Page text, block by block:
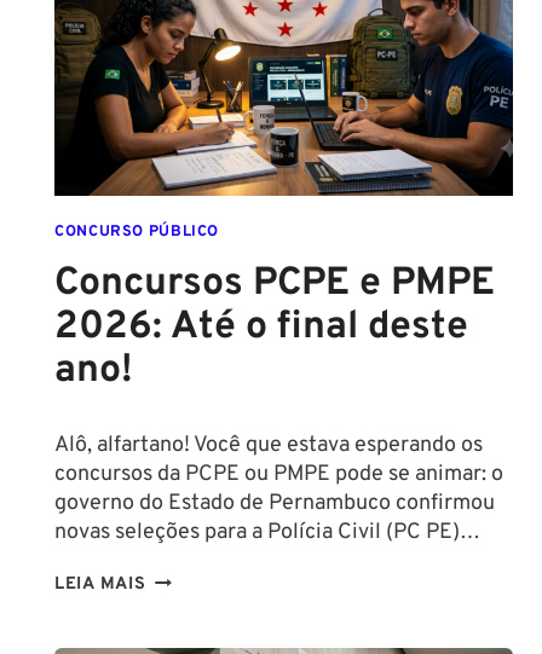
CONCURSO PÚBLICO
Concursos PCPE e PMPE
2026: Até o final deste
ano!
Alô, alfartano! Você que estava esperando os
concursos da PCPE ou PMPE pode se animar: o
governo do Estado de Pernambuco confirmou
novas seleções para a Polícia Civil (PC PE)…
LEIA MAIS CONCURSOS